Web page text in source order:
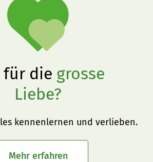
für die grosse
Liebe?
kennenlernen und verlieben.
Mehr erfahren